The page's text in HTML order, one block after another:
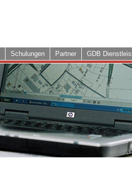
Schulungen Partner GDB